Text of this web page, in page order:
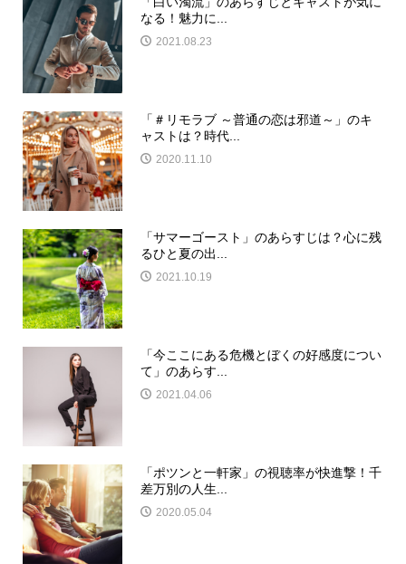
なる！魅力に...
2021.08.23
「＃リモラブ ～普通の恋は邪道～」のキ
ャストは？時代...
2020.11.10
「サマーゴースト」のあらすじは？心に残
るひと夏の出...
2021.10.19
「今ここにある危機とぼくの好感度につい
て」のあらす...
2021.04.06
「ポツンと一軒家」の視聴率が快進撃！千
差万別の人生...
2020.05.04